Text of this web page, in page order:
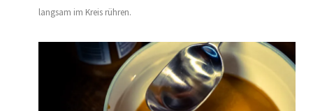
langsam im Kreis rühren.